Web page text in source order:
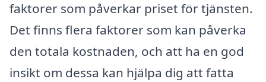
faktorer som påverkar priset för tjänsten.
Det finns flera faktorer som kan påverka
den totala kostnaden, och att ha en god
insikt om dessa kan hjälpa dig att fatta